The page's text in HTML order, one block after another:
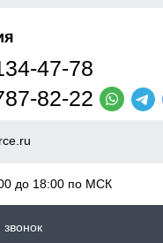
Надписи,
Однотонный,
Осень-зима
47-78
82-22
до 18:00 по МСК